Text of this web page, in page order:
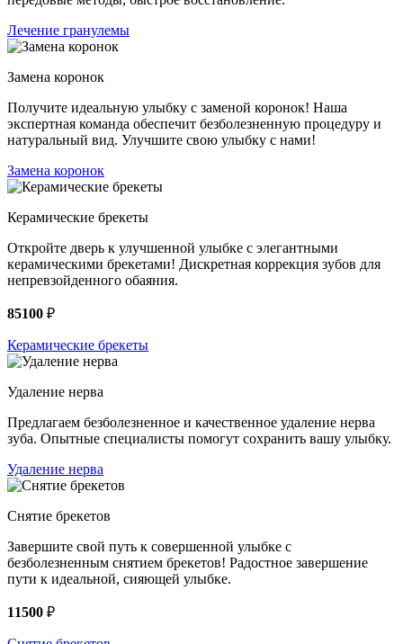
Лечение гранулемы
Замена коронок
Получите идеальную улыбку с заменой коронок! Наша
экспертная команда обеспечит безболезненную процедуру и
натуральный вид. Улучшите свою улыбку с нами!
Замена коронок
Керамические брекеты
Откройте дверь к улучшенной улыбке с элегантными
керамическими брекетами! Дискретная коррекция зубов для
непревзойденного обаяния.
85100 ₽
Керамические брекеты
Удаление нерва
Предлагаем безболезненное и качественное удаление нерва
зуба. Опытные специалисты помогут сохранить вашу улыбку.
Удаление нерва
Снятие брекетов
Завершите свой путь к совершенной улыбке с
безболезненным снятием брекетов! Радостное завершение
пути к идеальной, сияющей улыбке.
11500 ₽